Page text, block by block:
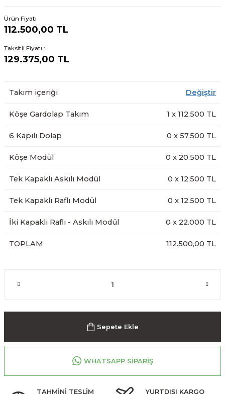
Ürün Fiyatı
112.500,00 TL
Taksitli Fiyatı :
129.375,00 TL
Takım içeriği Değiştir
Köşe Gardolap Takım 1 x 112.500 TL
6 Kapılı Dolap 0 x 57.500 TL
Köşe Modül 0 x 20.500 TL
Tek Kapaklı Askılı Modül 0 x 12.500 TL
Tek Kapaklı Raflı Modül 0 x 12.500 TL
İki Kapaklı Raflı - Askılı Modül 0 x 22.000 TL
TOPLAM 112.500,00 TL
Sepete Ekle
WHATSAPP SİPARİŞ
TAHMİNİ TESLİM
YURTDIŞI KARGO